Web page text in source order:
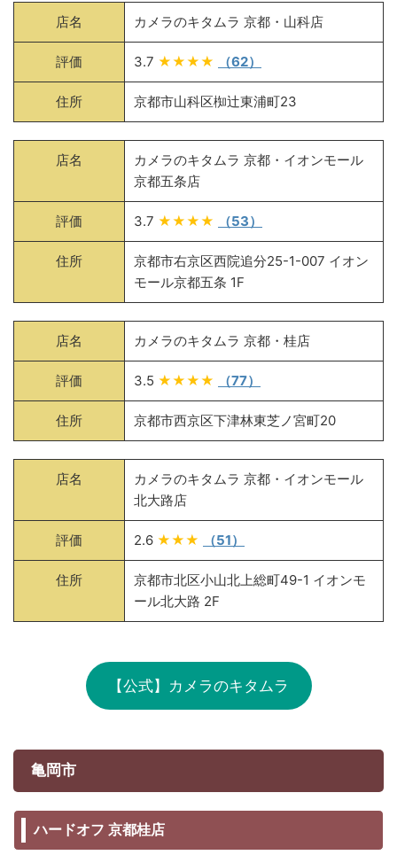
店名 カメラのキタムラ 京都・山科店
評価 3.7 ★★★★ （62）
住所 京都市山科区椥辻東浦町23
店名
カメラのキタムラ 京都・イオンモール
京都五条店
評価 3.7 ★★★★ （53）
住所
京都市右京区西院追分25-1-007 イオン
モール京都五条 1F
店名 カメラのキタムラ 京都・桂店
評価 3.5 ★★★★ （77）
住所 京都市西京区下津林東芝ノ宮町20
店名
カメラのキタムラ 京都・イオンモール
北大路店
評価 2.6 ★★★ （51）
住所
京都市北区小山北上総町49-1 イオンモ
ール北大路 2F
【公式】カメラのキタムラ
亀岡市
ハードオフ 京都桂店